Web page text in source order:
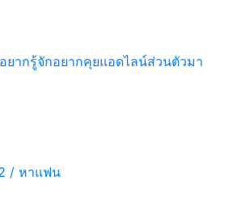
ยากรู้จักอยากคุยแอดไลน์ส่วนตัวมา